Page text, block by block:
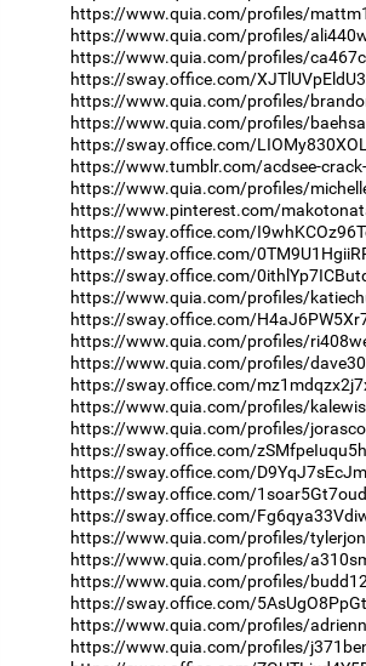
https://www.quia.com/profiles/
https://www.quia.com/profiles/
https://www.quia.com/profiles/
https://sway.office.com/
https://www.quia.com/profiles/
https://www.quia.com/profiles/
https://sway.office.com/
https://www.tumblr.com/acdsee-
https://www.quia.com/profiles/
https://www.pinterest.com/
https://sway.office.com/
https://sway.office.com/
https://sway.office.com/
https://www.quia.com/profiles/
https://sway.office.com/
https://www.quia.com/profiles/
https://www.quia.com/profiles/
https://sway.office.com/
https://www.quia.com/profiles/
https://www.quia.com/profiles/
https://sway.office.com/
https://sway.office.com/
https://sway.office.com/
https://sway.office.com/
https://www.quia.com/profiles/
https://www.quia.com/profiles/
https://www.quia.com/profiles/
https://sway.office.com/
https://www.quia.com/profiles/
https://www.quia.com/profiles/